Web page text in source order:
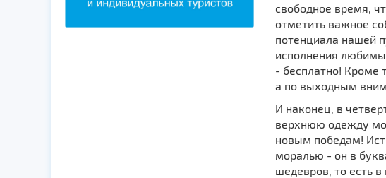
свободное время,
отметить важное
потенциала нашей
исполнения
- бесплатно! Кроме
а по выходным
И наконец, в
верхнюю одежду
новым победам!
моралью - он в
шедевров, то есть